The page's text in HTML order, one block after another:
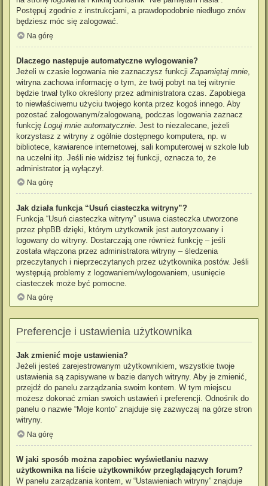
Postępuj zgodnie z instrukcjami, a prawdopodobnie niedługo znów
będziesz móc się zalogować.
Na górę
Dlaczego następuje automatyczne wylogowanie?
Jeżeli w czasie logowania nie zaznaczysz funkcji Zapamiętaj mnie
witryna zachowa informację o tym, że twój pobyt na tej witrynie
będzie trwał tylko określony przez administratora czas. Zapobiega
to niewłaściwemu użyciu twojego konta przez kogoś innego. Aby
pozostać zalogowanym/zalogowaną, podczas logowania zaznacz
funkcję Loguj mnie automatycznie . Jest to niezalecane, jeżeli
korzystasz z witryny z ogólnie dostępnego komputera, np. w
bibliotece, kawiarence internetowej, sali komputerowej w szkole lub
na uczelni itp. Jeśli nie widzisz tej funkcji, oznacza to, że
administrator ją wyłączył.
Na górę
Jak działa funkcja “Usuń ciasteczka witryny”?
Funkcja “Usuń ciasteczka witryny” usuwa ciasteczka utworzone
przez phpBB dzięki, którym użytkownik jest autoryzowany i
logowany do witryny. Dostarczają one również funkcję – jeśli
została włączona przez administratora witryny – śledzenia
przeczytanych i nieprzeczytanych przez użytkownika postów. Jeśli
występują problemy z logowaniem/wylogowaniem, usunięcie
ciasteczek może być pomocne.
Na górę
Preferencje i ustawienia użytkownika
Jak zmienić moje ustawienia?
Jeżeli jesteś zarejestrowanym użytkownikiem, wszystkie twoje
ustawienia są zapisywane w bazie danych witryny. Aby je zmienić,
przejdź do panelu zarządzania swoim kontem. W tym miejscu
możesz dokonać zmian swoich ustawień i preferencji. Odnośnik do
panelu o nazwie “Moje konto” znajduje się zazwyczaj na górze stron
witryny.
Na górę
W jaki sposób można zapobiec wyświetlaniu nazwy
użytkownika na liście użytkowników przeglądających forum?
W panelu zarządzania kontem, w “Ustawieniach witryny” znajduje